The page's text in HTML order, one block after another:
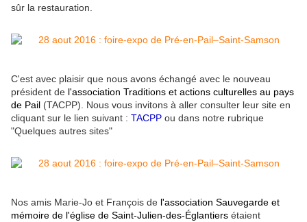
sûr la restauration.
C'est avec plaisir que nous avons échangé avec le nouveau
président de l'association Traditions et actions culturelles au pays
de Pail (TACPP). Nous vous invitons à aller consulter leur site en
cliquant sur le lien suivant : TACPP ou dans notre rubrique
"Quelques autres sites"
Nos amis Marie-Jo et François de l'association Sauvegarde et
mémoire de l'église de Saint-Julien-des-Églantiers étaient